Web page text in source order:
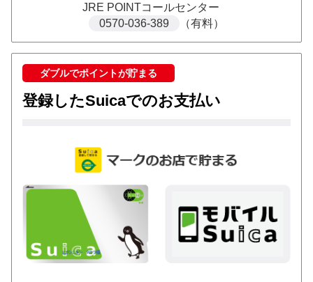
JRE POINTコールセンター
0570-036-389
（有料）
ダブルでポイントが貯まる
登録したSuicaでのお支払い